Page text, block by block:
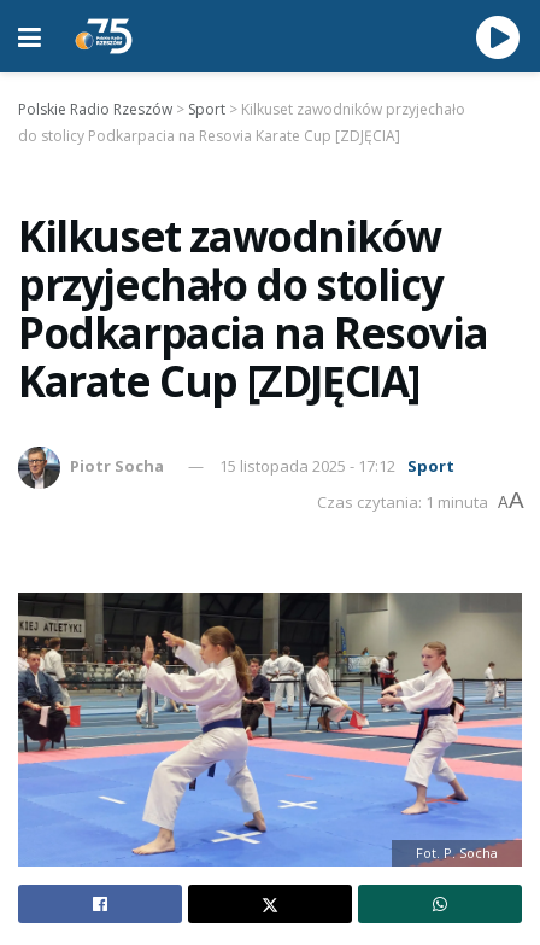
Polskie Radio Rzeszów > Sport > Kilkuset zawodników przyjechało
do stolicy Podkarpacia na Resovia Karate Cup [ZDJĘCIA]
Kilkuset zawodników
przyjechało do stolicy
Podkarpacia na Resovia
Karate Cup [ZDJĘCIA]
Piotr Socha 15 listopada 2025 - 17:12
Sport
Czas czytania: 1 minuta AA
Fot. P. Socha